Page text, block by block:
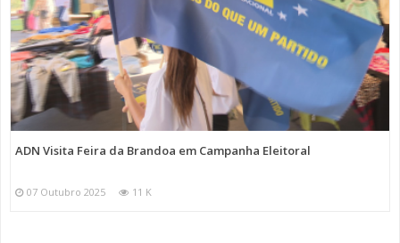
ADN Visita Feira da Brandoa em Campanha Eleitoral
07 Outubro 2025 11 K